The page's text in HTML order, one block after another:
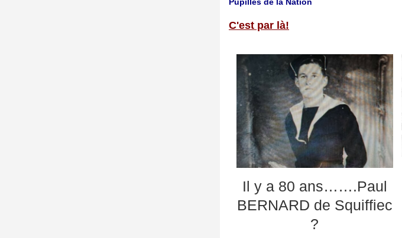
C'est par là!
Il y a 80 ans…….Paul
BERNARD de Squiffiec
?